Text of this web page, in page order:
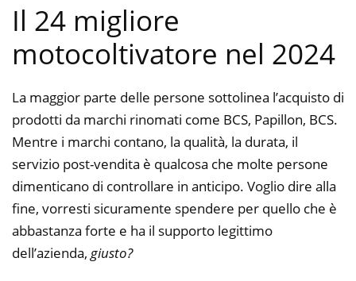
Il 24 migliore
motocoltivatore nel 2024
La maggior parte delle persone sottolinea l’acquisto di
prodotti da marchi rinomati come BCS, Papillon, BCS.
Mentre i marchi contano, la qualità, la durata, il
servizio post-vendita è qualcosa che molte persone
dimenticano di controllare in anticipo. Voglio dire alla
fine, vorresti sicuramente spendere per quello che è
abbastanza forte e ha il supporto legittimo
dell’azienda, giusto?